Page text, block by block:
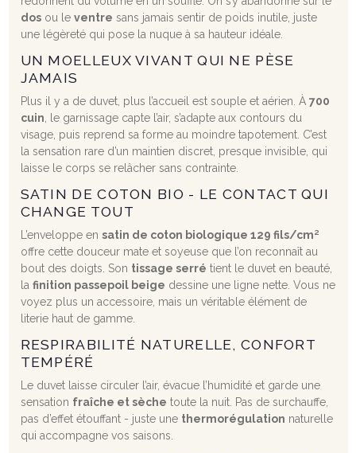
dosou le ventre sans jamais sentir de poids inutile, juste
une légèreté qui pose la nuque à sa hauteur idéale.
UN MOELLEUX VIVANT QUI NE PÈSE
JAMAIS
Plus il y a de duvet, plus l’accueil est souple et aérien. À 700
cuin , le garnissage capte l’air, s’adapte aux contours du
visage, puis reprend sa forme au moindre tapotement. C’est
la sensation rare d’un maintien discret, presque invisible, qui
laisse le corps se relâcher sans contrainte.
SATIN DE COTON BIO - LE CONTACT QUI
CHANGE TOUT
L’enveloppe en satin de coton biologique 129 fils/cm²
offre cette douceur mate et soyeuse que l’on reconnaît au
bout des doigts. Son tissage serré tient le duvet en beauté,
la finition passepoil beige dessine une ligne nette. Vous ne
voyez plus un accessoire, mais un véritable élément de
literie haut de gamme.
RESPIRABILITÉ NATURELLE, CONFORT
TEMPÉRÉ
Le duvet laisse circuler l’air, évacue l’humidité et garde une
sensation fraîche et sèche toute la nuit. Pas de surchauffe,
pas d’effet étouffant - juste une thermorégulation naturelle
qui accompagne vos saisons.